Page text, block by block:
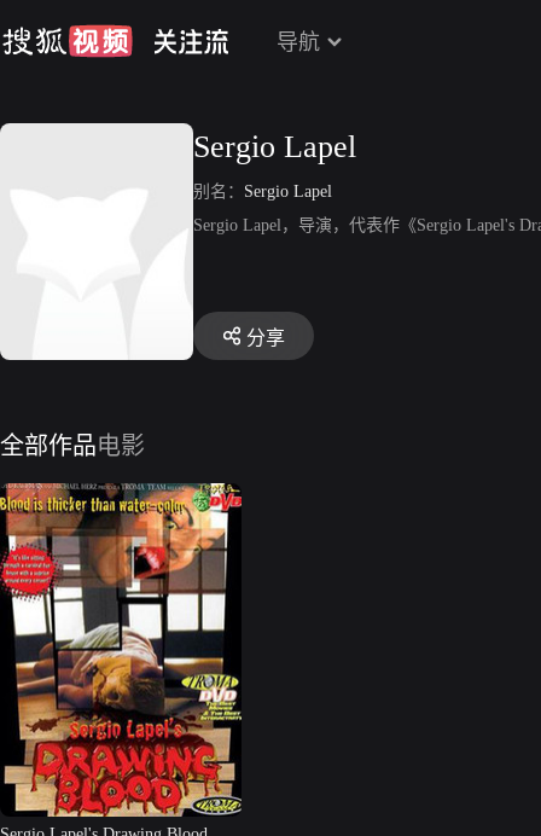
导航
Sergio Lapel
别名： Sergio Lapel
Sergio Lapel，导演，代表作《Sergio Lapel's
分享
全部作品电影